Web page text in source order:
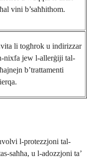
vini b’saħħithom.
li togħrok u indirizzar
nixfa jew l-allerġiji tal-
b’trattamenti
l-protezzjoni tal-
saħħa, u l-adozzjoni ta’